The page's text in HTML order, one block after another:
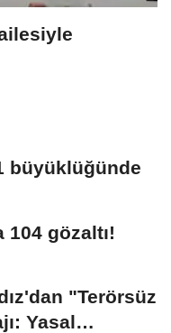
büyüklüğünde
104 gözaltı!
"Terörsüz
Yasal